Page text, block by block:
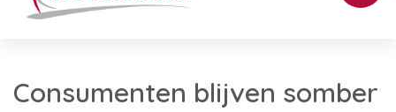
Consumenten blijven somber